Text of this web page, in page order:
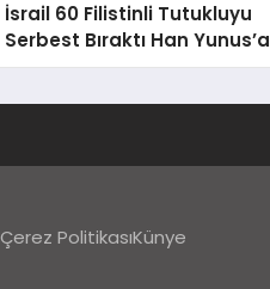
İsrail 60 Filistinli Tutukluyu
Serbest Bıraktı Han Yunus’a
Getirildi
Çerez PolitikasıKünye